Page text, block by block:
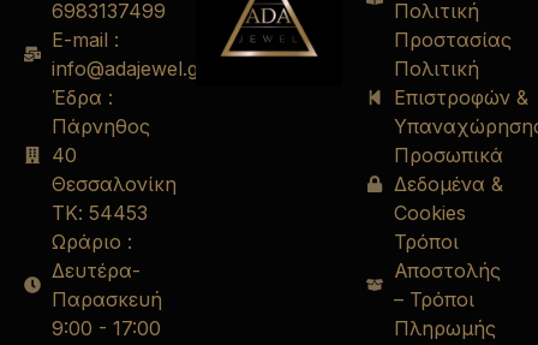
6983137499
E-mail :
info@adajewel.gr
Έδρα :
Πάρνηθος
40
Θεσσαλονίκη
ΤΚ: 54453
Ωράριο :
Δευτέρα-
Παρασκευή
9:00 - 17:00
Πολιτική
Προστασίας
Πολιτική
Επιστροφών &
Προσωπικά
Δεδομένα &
Cookies
Τρόποι
Αποστολής
– Τρόποι
Πληρωμής